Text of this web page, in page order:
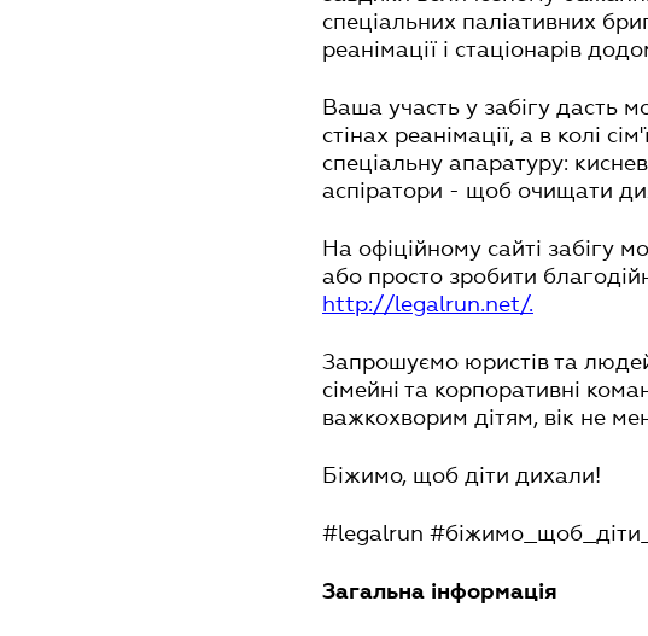
спеціальних паліативних
реанімації і стаціонарів
Ваша участь у забігу дасть
стінах реанімації, а в колі
спеціальну апаратуру:
аспіратори - щоб очищати
На офіційному сайті забігу
або просто зробити
http://legalrun.net/.
Запрошуємо юристів та
сімейні та корпоративні
важкохворим дітям, вік не
Біжимо, щоб діти дихали!
#legalrun
Загальна інформація